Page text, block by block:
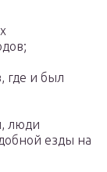
где и был
люди
езды на